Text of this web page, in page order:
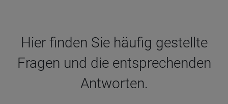
Hier fin­den Sie häu­fig gestellte
Fra­gen und die ent­spre­chen­den
Ant­wor­ten.